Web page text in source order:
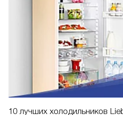
10 лучших холодильников